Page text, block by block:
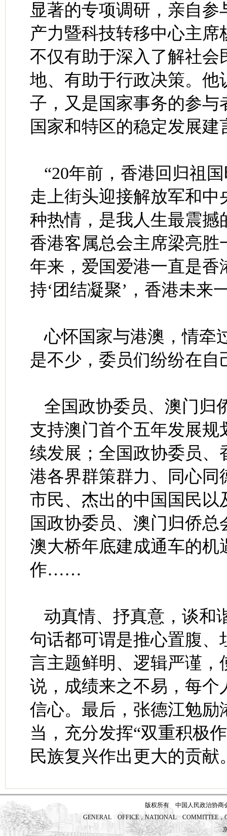
显著的专项调研，亲自
产力暨科技转移中心主
不仅有助于深入了解社
地、有助于行政决策。
子，又是国家事务的参与
国家和特区的稳定发展建
“20年前，香港回归祖
走上街头迎接解放军和
种热情，是我人生最震撼
香港客属总会主席梁亮胜
年来，爱国爱港一直是
持‘团结凝聚’，香港未来
心怀国家与港澳，情牵
是不少，委员们纷纷在
全国政协委员、澳门归
支持澳门首个五年发展
续发展；全国政协委员
港各界群策群力、同心
市民、杰出的中国国民
国政协委员、澳门归侨
澳大桥年底建成通车的
作……
动真情、抒真意，谈和
句话都可谓是推心置腹
言主题鲜明、逻辑严谨
说，成绩来之不易，每
信心。最后，张德江勉
当，充分发挥“双重积极
民族复兴作出更大的贡献
版权所有 中国人民政治协商
GENERAL OFFICE，NATIONAL COMMITTEE，